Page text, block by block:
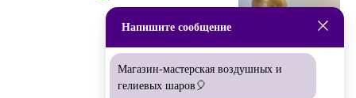
Напишите сообщение
Магазин-мастерская воздушных и
гелиевых шаров🎈